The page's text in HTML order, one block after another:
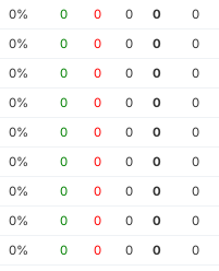
0% 0 0 0 0
0
0% 0 0 0 0
0
0% 0 0 0 0
0
0% 0 0 0 0
0
0% 0 0 0 0
0
0% 0 0 0 0
0
0% 0 0 0 0
0
0% 0 0 0 0
0
0% 0 0 0 0
0